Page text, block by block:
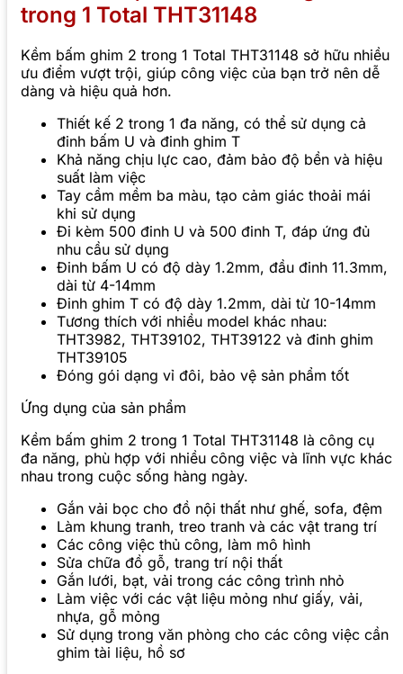
trong 1 Total THT31148
Kềm bấm ghim 2 trong 1 Total THT31148 sở hữu nhiều
ưu điểm vượt trội, giúp công việc của bạn trở nên dễ
dàng và hiệu quả hơn.
Thiết kế 2 trong 1 đa năng, có thể sử dụng cả
đinh bấm U và đinh ghim T
Khả năng chịu lực cao, đảm bảo độ bền và hiệu
suất làm việc
Tay cầm mềm ba màu, tạo cảm giác thoải mái
khi sử dụng
Đi kèm 500 đinh U và 500 đinh T, đáp ứng đủ
nhu cầu sử dụng
Đinh bấm U có độ dày 1.2mm, đầu đinh 11.3mm,
dài từ 4-14mm
Đinh ghim T có độ dày 1.2mm, dài từ 10-14mm
Tương thích với nhiều model khác nhau:
THT3982, THT39102, THT39122 và đinh ghim
THT39105
Đóng gói dạng vỉ đôi, bảo vệ sản phẩm tốt
Ứng dụng của sản phẩm
Kềm bấm ghim 2 trong 1 Total THT31148 là công cụ
đa năng, phù hợp với nhiều công việc và lĩnh vực khác
nhau trong cuộc sống hàng ngày.
Gắn vải bọc cho đồ nội thất như ghế, sofa, đệm
Làm khung tranh, treo tranh và các vật trang trí
Các công việc thủ công, làm mô hình
Sửa chữa đồ gỗ, trang trí nội thất
Gắn lưới, bạt, vải trong các công trình nhỏ
Làm việc với các vật liệu mỏng như giấy, vải,
nhựa, gỗ mỏng
Sử dụng trong văn phòng cho các công việc cần
ghim tài liệu, hồ sơ